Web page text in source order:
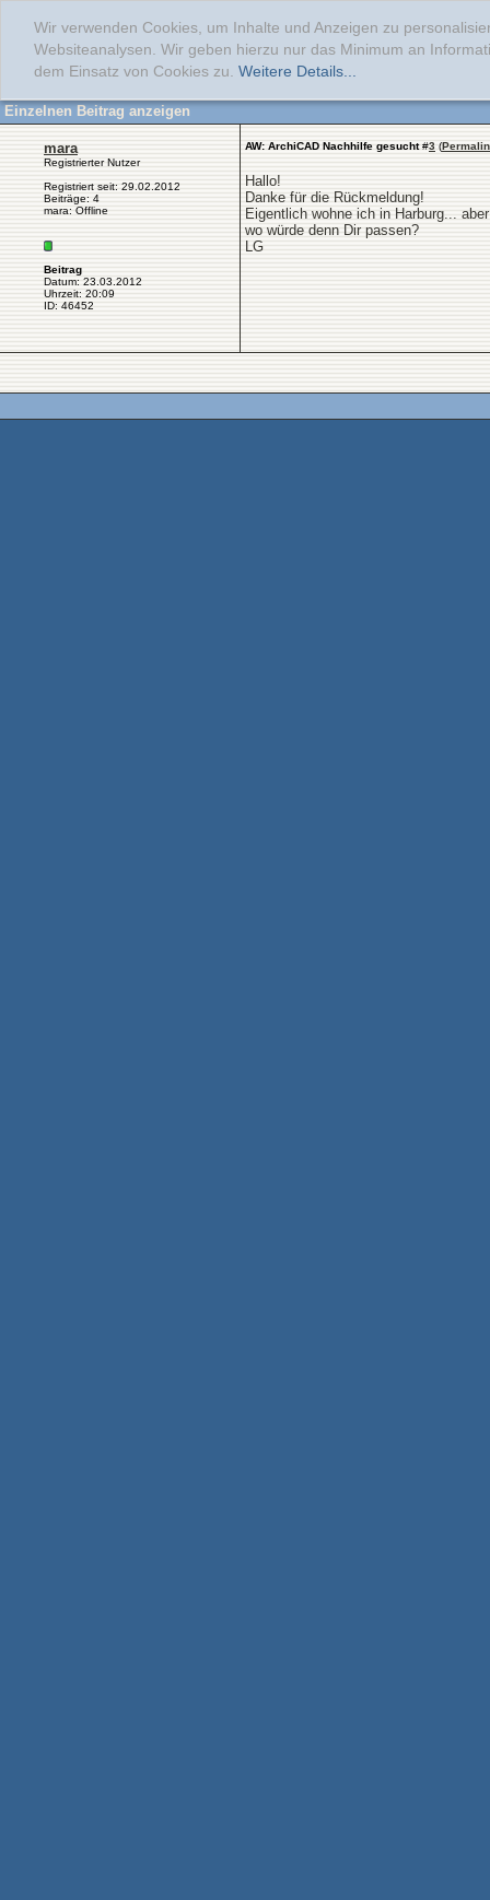
Wir verwenden Cookies, um Inhalte und Anzeigen zu
Websiteanalysen. Wir geben hierzu nur das Minimum an
dem Einsatz von Cookies zu. Weitere Details...
Einzelnen Beitrag anzeigen
mara
Registrierter Nutzer
Registriert seit: 29.02.2012
Beiträge: 4
mara: Offline
Beitrag
Datum: 23.03.2012
Uhrzeit: 20:09
ID: 46452
AW: ArchiCAD Nachhilfe gesucht#3 (
Hallo!
Danke für die Rückmeldung!
Eigentlich wohne ich in Harburg...
wo würde denn Dir passen?
LG